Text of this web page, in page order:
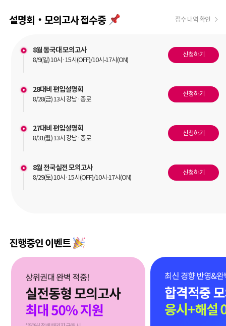
설명회‧모의고사 접수중 접수 내역 확인
8월 동국대 모의고사
8/9(일) 10시·15시(OFF)/10시-17시(ON)
신청하기
28대비 편입설명회
8/28(금) 13시 강남·종로
신청하기
27대비 편입설명회
8/31(월) 13시 강남·종로
신청하기
8월 전국실전 모의고사
8/29(토) 10시·15시(OFF)/10시-17시(ON)
신청하기
진행중인 이벤트